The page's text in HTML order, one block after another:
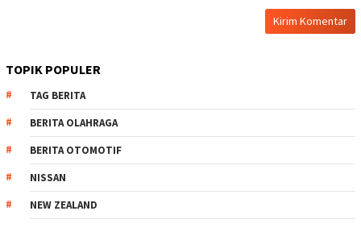
TOPIK POPULER
TAG BERITA
BERITA OLAHRAGA
BERITA OTOMOTIF
NISSAN
NEW ZEALAND